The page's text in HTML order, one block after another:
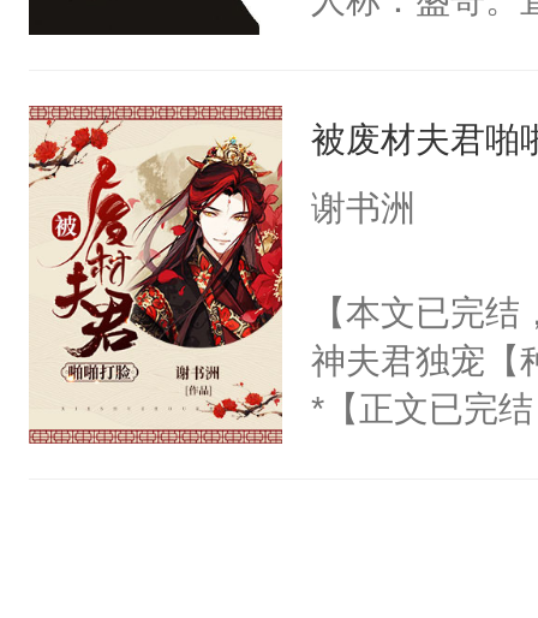
穿]被迫和黑
剧情。然而莫
容嗜血，银色
小奴隶。帝国
困于怀中：从
到底选哪个
不抱住主角受
a的清冷主角
种没有兽化能
一个称呼——
被废材夫君啪
谢书洲
【本文已完
神夫君独宠【
*【正文已完